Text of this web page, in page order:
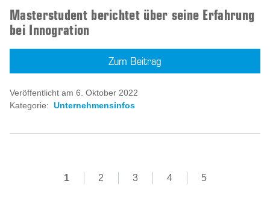
Masterstudent berichtet über seine Erfahrung
bei Innogration
Zum Beitrag
Veröffentlicht am 6. Oktober 2022
Kategorie: Unternehmensinfos
1 2 3 4 5